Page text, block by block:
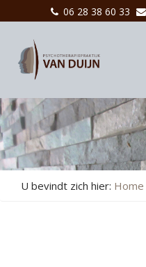
06 28 38 60 33
U bevindt zich hier: Home